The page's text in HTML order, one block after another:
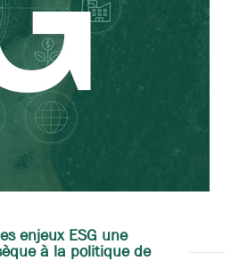
enjeux ESG une
à la politique de